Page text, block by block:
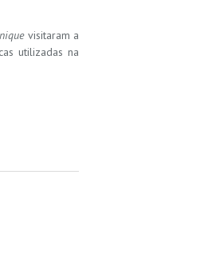
visitaram a
utilizadas na